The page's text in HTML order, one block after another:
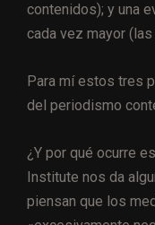
contenidos); y una
cada vez mayor
Para mí estos tres
del periodismo
¿Y por qué ocurre
Institute nos da
piensan que los